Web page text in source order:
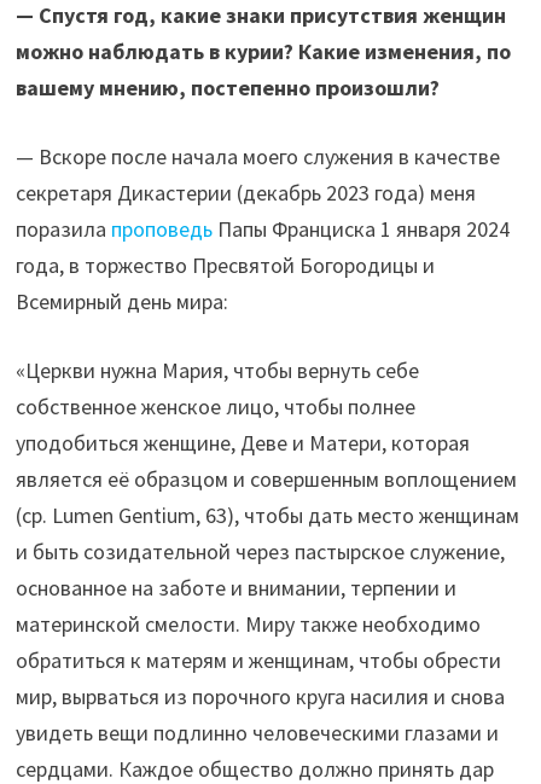
— Спустя год, какие знаки присутствия женщин
можно наблюдать в курии? Какие изменения, по
вашему мнению, постепенно произошли?
— Вскоре после начала моего служения в качестве
секретаря Дикастерии (декабрь 2023 года) меня
поразила проповедь Папы Франциска 1 января 2024
года, в торжество Пресвятой Богородицы и
Всемирный день мира:
«Церкви нужна Мария, чтобы вернуть себе
собственное женское лицо, чтобы полнее
уподобиться женщине, Деве и Матери, которая
является её образцом и совершенным воплощением
(ср. Lumen Gentium, 63), чтобы дать место женщинам
и быть созидательной через пастырское служение,
основанное на заботе и внимании, терпении и
материнской смелости. Миру также необходимо
обратиться к матерям и женщинам, чтобы обрести
мир, вырваться из порочного круга насилия и снова
увидеть вещи подлинно человеческими глазами и
сердцами. Каждое общество должно принять дар